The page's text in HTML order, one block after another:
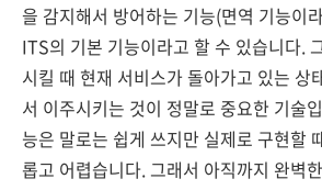
을 감지해서 방어하는 기능(면역 기능이
ITS의 기본 기능이라고 할 수 있습니다.
시킬 때 현재 서비스가 돌아가고 있는 상
서 이주시키는 것이 정말로 중요한 기술
능은 말로는 쉽게 쓰지만 실제로 구현할
롭고 어렵습니다. 그래서 아직까지 완벽